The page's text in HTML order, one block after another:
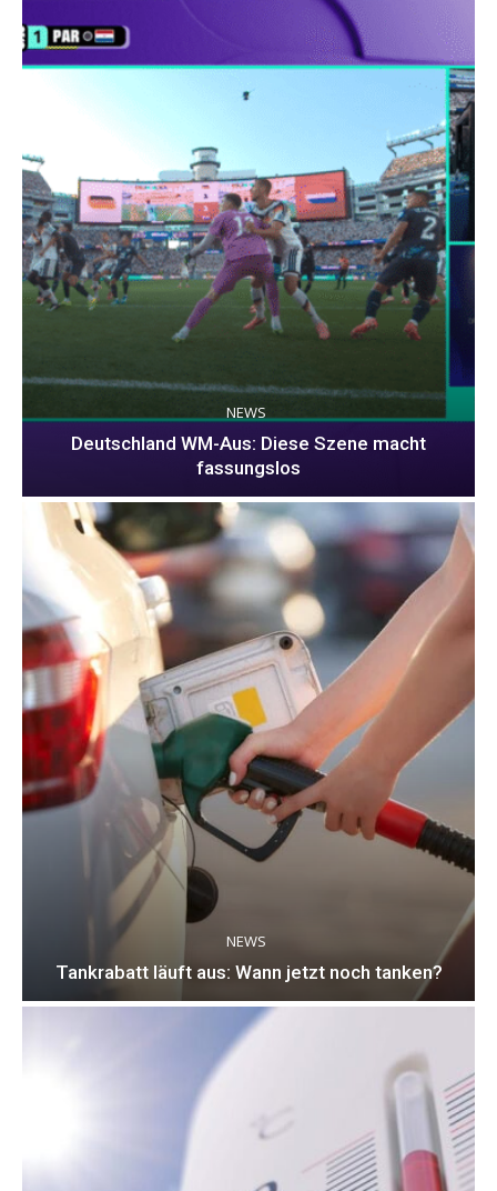
NEWS
Deutschland WM-Aus: Diese Szene macht
fassungslos
NEWS
Tankrabatt läuft aus: Wann jetzt noch tanken?